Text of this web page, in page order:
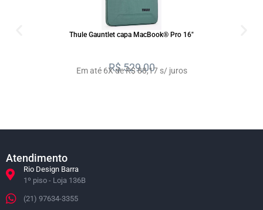
Thule Gauntlet capa MacBook® Pro 16″
R$529,00
Em até 6X de R$ 88,17 s/ juros
Atendimento
Rio Design Barra
1º piso - Loja 136B
(21) 97634-3355